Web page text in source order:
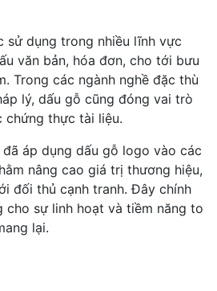
sử dụng trong nhiều lĩnh vực
văn bản, hóa đơn, cho tới bưu
Trong các ngành nghề đặc thù
lý, dấu gỗ cũng đóng vai trò
thực tài liệu.
áp dụng dấu gỗ logo vào các
nâng cao giá trị thương hiệu,
đối thủ cạnh tranh. Đây chính
cho sự linh hoạt và tiềm năng to
lại.